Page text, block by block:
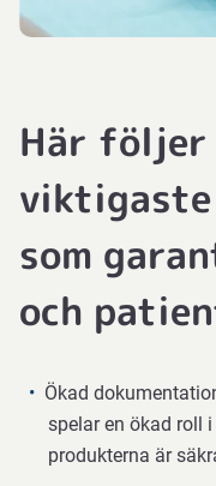
Här följer
som
och
Ökad
spelar en ökad roll
produkterna är